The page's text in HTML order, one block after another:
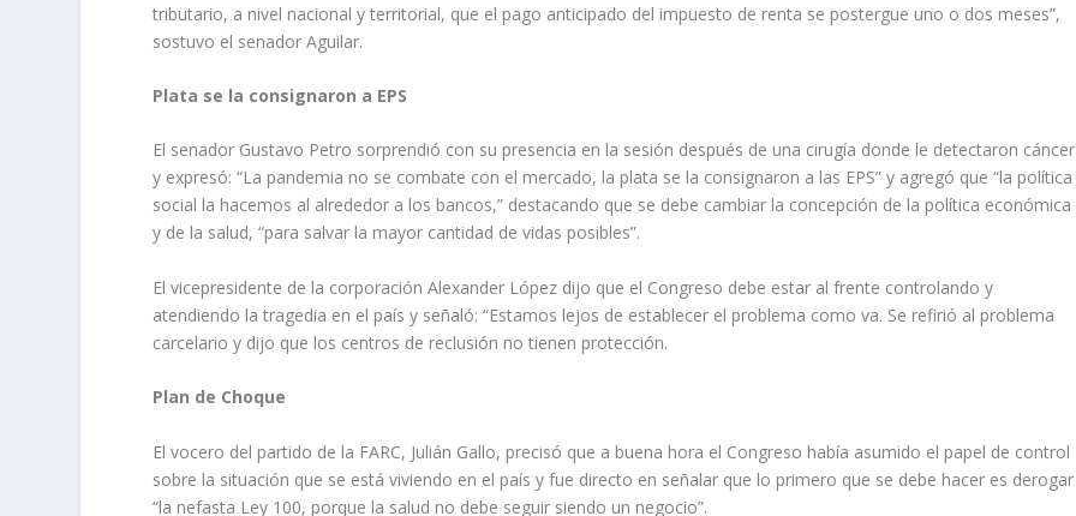
tributario, a nivel nacional y territorial, que el pago anticipado del impuesto de renta se postergue uno o dos meses”,
sostuvo el senador Aguilar.
Plata se la consignaron a EPS
El senador Gustavo Petro sorprendió con su presencia en la sesión después de una cirugía donde le detectaron cáncer
y expresó: “La pandemia no se combate con el mercado, la plata se la consignaron a las EPS” y agregó que “la política
social la hacemos al alrededor a los bancos,” destacando que se debe cambiar la concepción de la política económica
y de la salud, “para salvar la mayor cantidad de vidas posibles”.
El vicepresidente de la corporación Alexander López dijo que el Congreso debe estar al frente controlando y
atendiendo la tragedia en el país y señaló: “Estamos lejos de establecer el problema como va. Se refirió al problema
carcelario y dijo que los centros de reclusión no tienen protección.
Plan de Choque
El vocero del partido de la FARC, Julián Gallo, precisó que a buena hora el Congreso había asumido el papel de control
sobre la situación que se está viviendo en el país y fue directo en señalar que lo primero que se debe hacer es derogar
“la nefasta Ley 100, porque la salud no debe seguir siendo un negocio”.